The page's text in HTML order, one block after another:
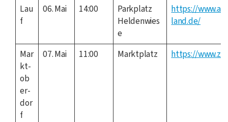
Lau
f
06. Mai 14:00
Park­platz
Heldenwies
e
https://
land.de/
Mar
kt­
ob
er­
dor
f
07. Mai 11:00 Markt­platz https://